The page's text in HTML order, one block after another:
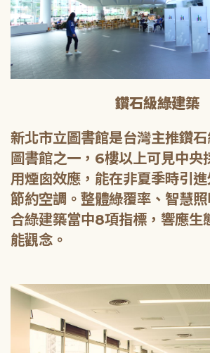
鑽石級綠建築
新北市立圖書館是台灣主推鑽
圖書館之一，6樓以上可見中央
用煙囪效應，能在非夏季時引
節約空調。整體綠覆率、智慧
合綠建築當中8項指標，響應生
能觀念。